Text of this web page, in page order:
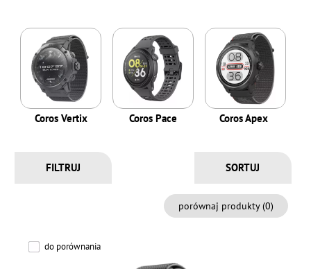
Coros Vertix Coros Pace Coros Apex
FILTRUJ
porównaj produkty (0)
do porównania